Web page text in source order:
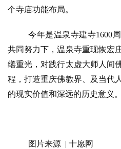
个寺庙功能布局。
今年是温泉寺建寺1600
共同努力下，温泉寺重现恢宏
缮重光，对践行太虚大师人间
程，打造重庆佛教界、及当代
的现实价值和深远的历史意义。
图片来源 | 十愿网